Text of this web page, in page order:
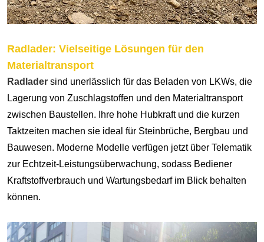
Radlader: Vielseitige Lösungen für den
Materialtransport
Radlader sind unerlässlich für das Beladen von LKWs, die
Lagerung von Zuschlagstoffen und den Materialtransport
zwischen Baustellen. Ihre hohe Hubkraft und die kurzen
Taktzeiten machen sie ideal für Steinbrüche, Bergbau und
Bauwesen. Moderne Modelle verfügen jetzt über Telematik
zur Echtzeit-Leistungsüberwachung, sodass Bediener
Kraftstoffverbrauch und Wartungsbedarf im Blick behalten
können.